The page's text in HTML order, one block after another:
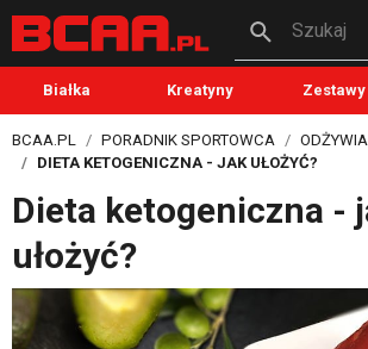
Szukaj
Białka Kreatyny Zestawy
BCAA.PL PORADNIK SPORTOWCA
DIETA KETOGENICZNA - JAK UŁOŻYĆ?
Dieta ketogeniczna -
ułożyć?